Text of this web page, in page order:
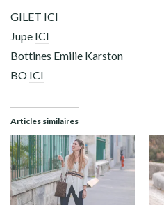
GILET ICI
Jupe ICI
Bottines Emilie Karston
BO ICI
Articles similaires